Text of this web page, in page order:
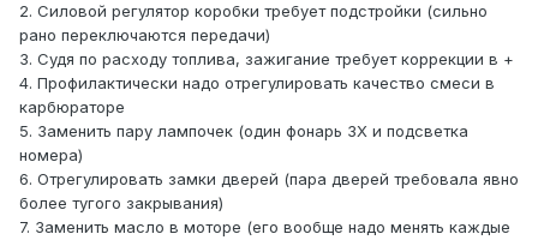
2. Силовой регулятор коробки требует подстройки (сильно
рано переключаются передачи)
3. Судя по расходу топлива, зажигание требует коррекции в +
4. Профилактически надо отрегулировать качество смеси в
карбюраторе
5. Заменить пару лампочек (один фонарь ЗХ и подсветка
номера)
6. Отрегулировать замки дверей (пара дверей требовала явно
более тугого закрывания)
7. Заменить масло в моторе (его вообще надо менять каждые